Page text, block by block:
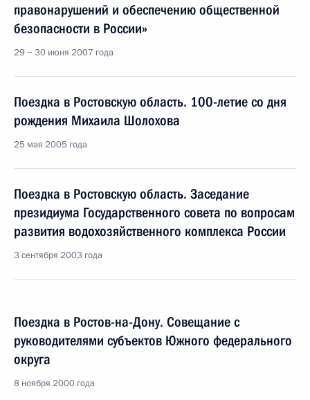
правонарушений и обеспечению общественной
безопасности в России»
29 − 30 июня 2007 года
Поездка в Ростовскую область. 100-летие со дня
рождения Михаила Шолохова
25 мая 2005 года
Поездка в Ростовскую область. Заседание
президиума Государственного совета по вопросам
развития водохозяйственного комплекса России
3 сентября 2003 года
Поездка в Ростов-на-Дону. Совещание с
руководителями субъектов Южного федерального
округа
8 ноября 2000 года